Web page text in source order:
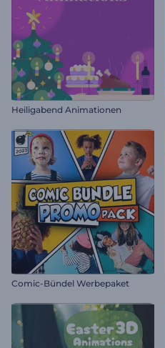
Heiligabend Animationen
Comic-Bündel Werbepaket